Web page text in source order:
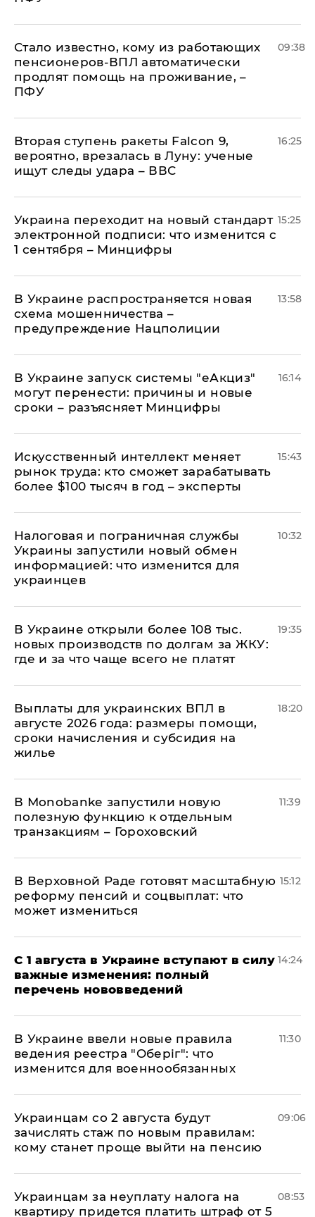
Стало известно, кому из работающих
пенсионеров-ВПЛ автоматически
продлят помощь на проживание, –
ПФУ
09:38
Вторая ступень ракеты Falcon 9,
вероятно, врезалась в Луну: ученые
ищут следы удара – ВВС
16:25
Украина переходит на новый стандарт
электронной подписи: что изменится с
1 сентября – Минцифры
15:25
В Украине распространяется новая
схема мошенничества –
предупреждение Нацполиции
13:58
В Украине запуск системы "еАкциз"
могут перенести: причины и новые
сроки – разъясняет Минцифры
16:14
Искусственный интеллект меняет
рынок труда: кто сможет зарабатывать
более $100 тысяч в год – эксперты
15:43
Налоговая и пограничная службы
Украины запустили новый обмен
информацией: что изменится для
украинцев
10:32
В Украине открыли более 108 тыс.
новых производств по долгам за ЖКУ:
где и за что чаще всего не платят
19:35
Выплаты для украинских ВПЛ в
августе 2026 года: размеры помощи,
сроки начисления и субсидия на
жилье
18:20
В Мonobankе запустили новую
полезную функцию к отдельным
транзакциям – Гороховский
11:39
В Верховной Раде готовят масштабную
реформу пенсий и соцвыплат: что
может измениться
15:12
С 1 августа в Украине вступают в силу
важные изменения: полный
перечень нововведений
14:24
В Украине ввели новые правила
ведения реестра "Оберіг": что
изменится для военнообязанных
11:30
Украинцам со 2 августа будут
зачислять стаж по новым правилам:
кому станет проще выйти на пенсию
09:06
Украинцам за неуплату налога на
квартиру придется платить штраф от 5
08:53